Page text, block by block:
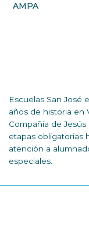
AMPA
Escuelas San José
años de historia en
Compañía de
etapas obligatorias
atención a
especiales.